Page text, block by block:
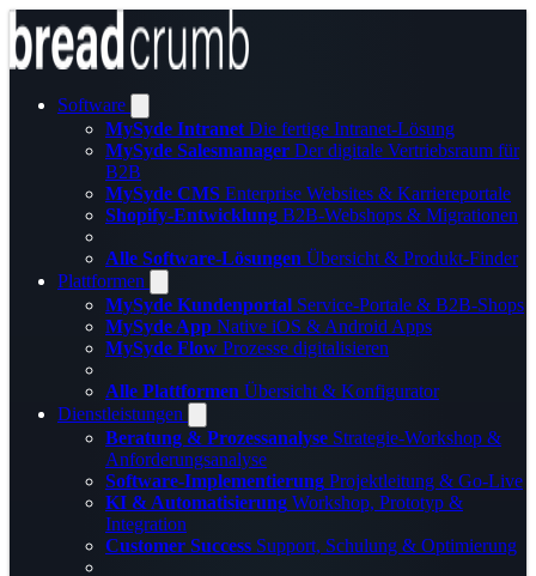
Software
MySyde Intranet Die fertige Intranet-Lösung
MySyde Salesmanager Der digitale Vertriebsraum für
B2B
MySyde CMS Enterprise Websites & Karriereportale
Shopify-Entwicklung B2B-Webshops & Migrationen
Alle Software-Lösungen Übersicht & Produkt-Finder
Plattformen
MySyde Kundenportal Service-Portale & B2B-Shops
MySyde App Native iOS & Android Apps
MySyde Flow Prozesse digitalisieren
Alle Plattformen Übersicht & Konfigurator
Dienstleistungen
Beratung & Prozessanalyse Strategie-Workshop &
Anforderungsanalyse
Software-Implementierung Projektleitung & Go-Live
KI & Automatisierung Workshop, Prototyp &
Integration
Customer Success Support, Schulung & Optimierung